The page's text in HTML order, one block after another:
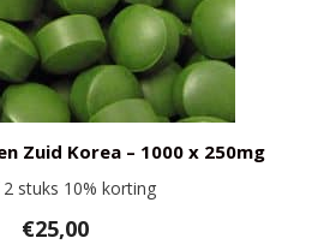
Zuid Korea – 1000 x 250mg
stuks 10% korting
€25,00